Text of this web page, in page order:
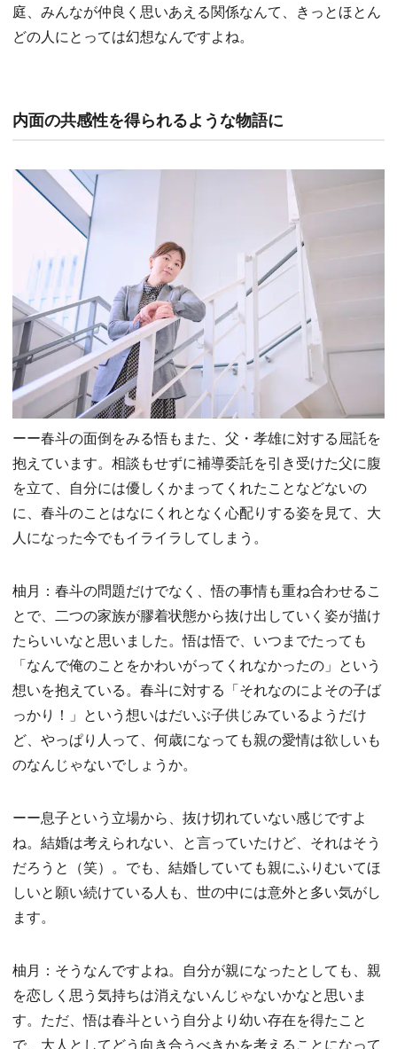
庭、みんなが仲良く思いあえる関係なんて、きっとほとん
どの人にとっては幻想なんですよね。
内面の共感性を得られるような物語に
ーー春斗の面倒をみる悟もまた、父・孝雄に対する屈託を
抱えています。相談もせずに補導委託を引き受けた父に腹
を立て、自分には優しくかまってくれたことなどないの
に、春斗のことはなにくれとなく心配りする姿を見て、大
人になった今でもイライラしてしまう。
柚月：春斗の問題だけでなく、悟の事情も重ね合わせるこ
とで、二つの家族が膠着状態から抜け出していく姿が描け
たらいいなと思いました。悟は悟で、いつまでたっても
「なんで俺のことをかわいがってくれなかったの」という
想いを抱えている。春斗に対する「それなのによその子ば
っかり！」という想いはだいぶ子供じみているようだけ
ど、やっぱり人って、何歳になっても親の愛情は欲しいも
のなんじゃないでしょうか。
ーー息子という立場から、抜け切れていない感じですよ
ね。結婚は考えられない、と言っていたけど、それはそう
だろうと（笑）。でも、結婚していても親にふりむいてほ
しいと願い続けている人も、世の中には意外と多い気がし
ます。
柚月：そうなんですよね。自分が親になったとしても、親
を恋しく思う気持ちは消えないんじゃないかなと思いま
す。ただ、悟は春斗という自分より幼い存在を得たこと
で、大人としてどう向き合うべきかを考えることになって